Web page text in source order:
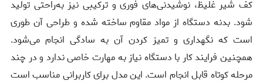
کف شیر غلیظ، نوشیدنی‌های فوری و ترکیبی نیز به‌راحتی تولید
شود. بدنه دستگاه از مواد مقاوم ساخته شده و طراحی آن طوری
است که نگهداری و تمیز کردن آن به سادگی انجام می‌شود.
همچنین فرایند کار با دستگاه نیاز به مهارت خاصی ندارد و در چند
مرحله کوتاه قابل انجام است. این مدل برای کاربرانی مناسب است